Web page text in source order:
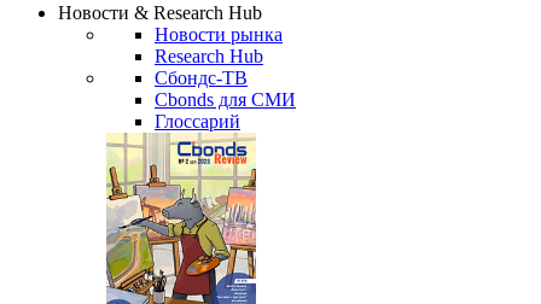
Новости & Research Hub
Новости рынка
Research Hub
Сбондс-ТВ
Cbonds для СМИ
Глоссарий